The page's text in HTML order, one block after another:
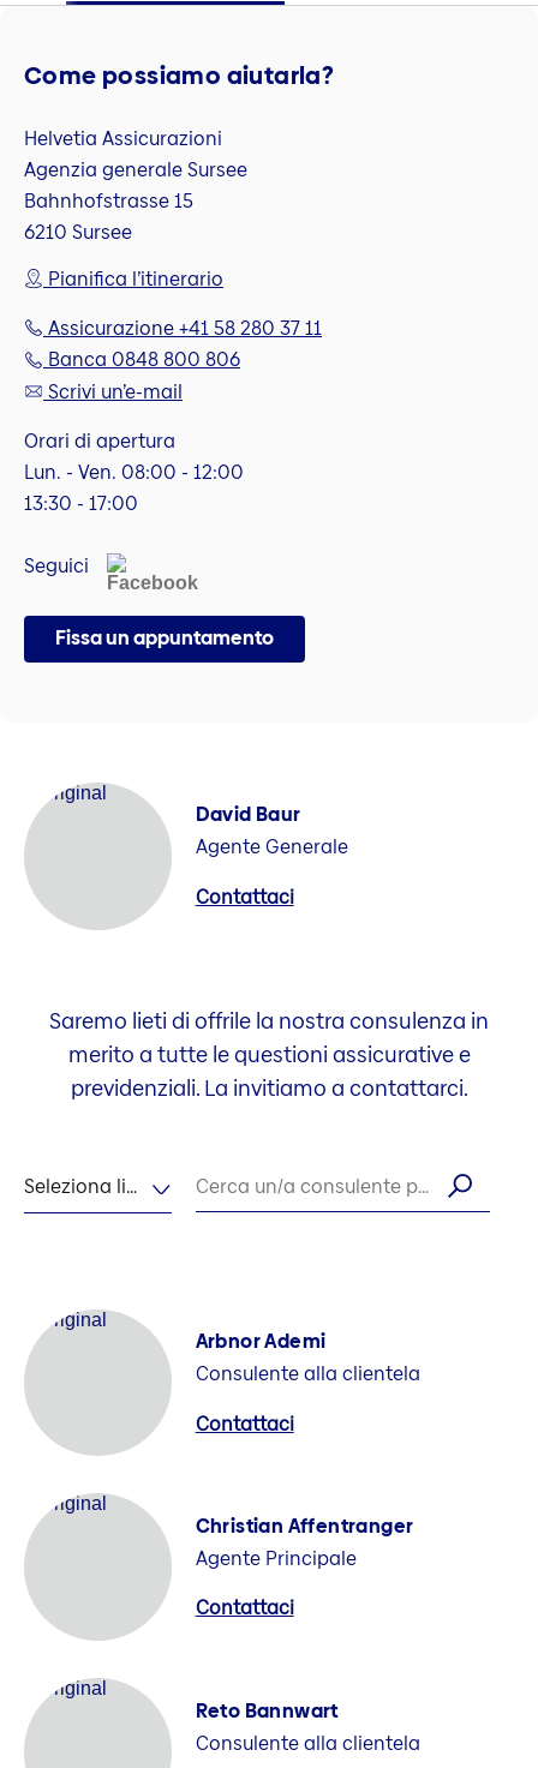
Come possiamo aiutarla?
Helvetia Assicurazioni
Agenzia generale Sursee
Bahnhofstrasse 15
6210 Sursee
Pianifica l’itinerario
Assicurazione +41 58 280 37 11
Banca 0848 800 806
Scrivi un’e-mail
Orari di apertura
Lun. - Ven. 08:00 - 12:00
13:30 - 17:00
Seguici
Fissa un appuntamento
David Baur
Agente Generale
Contattaci
Saremo lieti di offrile la nostra consulenza in
merito a tutte le questioni assicurative e
previdenziali. La invitiamo a contattarci.
Seleziona lingua Cerca un/a consulente per nome
Arbnor Ademi
Consulente alla clientela
Contattaci
Christian Affentranger
Agente Principale
Contattaci
Reto Bannwart
Consulente alla clientela